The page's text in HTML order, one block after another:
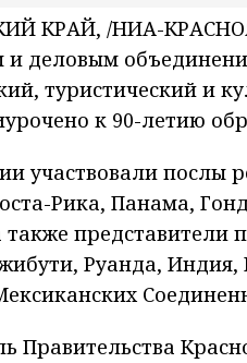
КРАЙ, /НИА-
деловым
туристический и
к 90-летию
участвовали послы
Рика, Панама,
представители
Руанда,
Правительства